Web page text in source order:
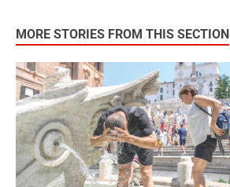
MORE STORIES FROM THIS SECTION